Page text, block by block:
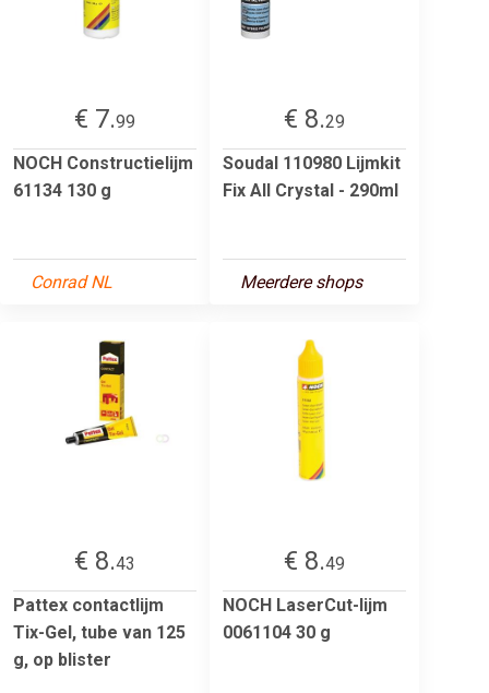
€ 7.99
NOCH Constructielijm
61134 130 g
Conrad NL
€ 8.29
Soudal 110980 Lijmkit
Fix All Crystal - 290ml
Meerdere shops
€ 8.43
Pattex contactlijm
Tix-Gel, tube van 125
g, op blister
€ 8.49
NOCH LaserCut-lijm
0061104 30 g